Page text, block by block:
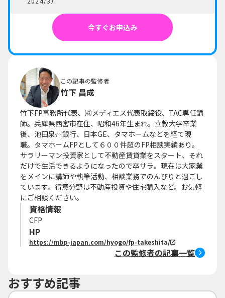
今すぐお申込み
この記事の監修者
竹下 昌成
竹下FP事務所代表、㈱メディエス代表取締役、TAC専任講
師。兵庫県西宮市在住、昭和46年生まれ。立教大学卒業
後、池田泉州銀行、日本GE、タマホームなどを経て現
職。タマホームFPとして６００件超のFP相談実績あり。
サラリーマン投資家として不動産賃貸業をスタート、それ
だけで生活できるようになったので卒サラ。現在は大家業
をメインに講師や執筆活動、相談業務でのんびりと過ごし
ています。得意分野は不動産投資や住宅購入など。お気軽
にご相談ください。
資格情報
CFP
HP
https://mbp-japan.com/hyogo/fp-takeshita/
この監修者の記事一覧
おすすめ記事